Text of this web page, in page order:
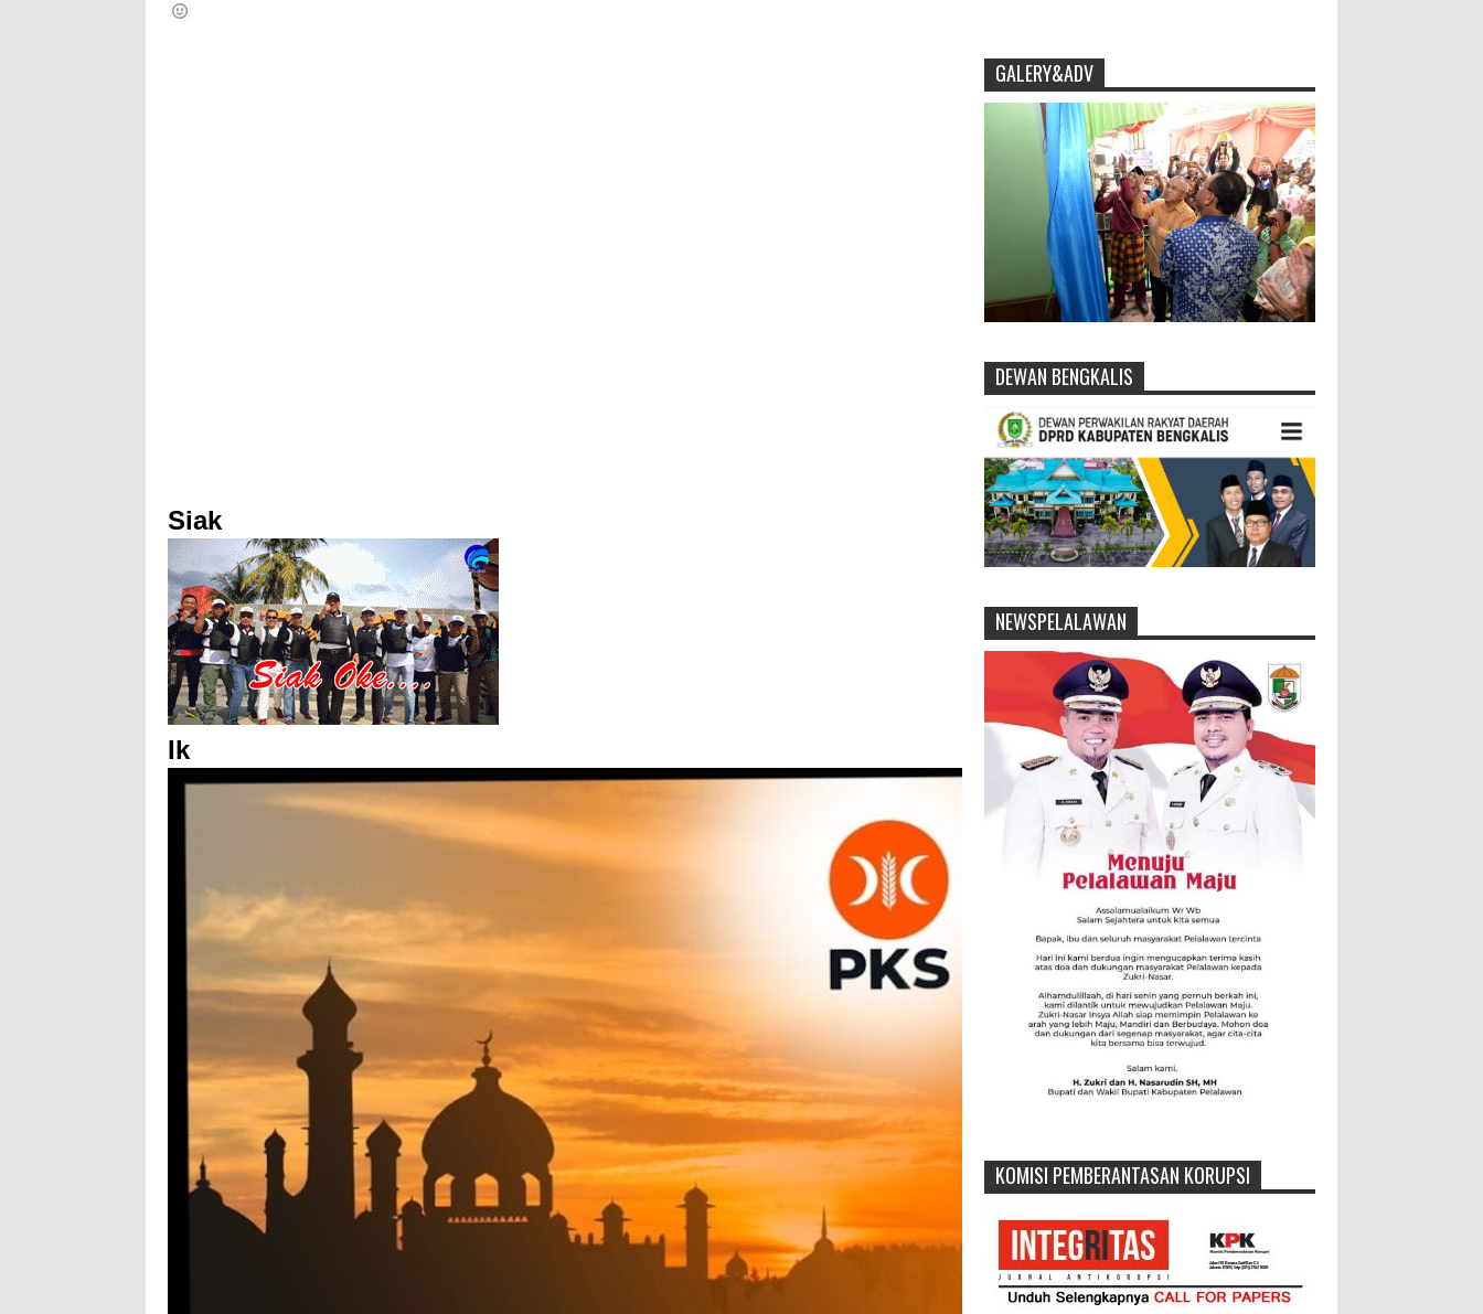
Siak
Ik
GALERY&ADV
DEWAN BENGKALIS
NEWSPELALAWAN
KOMISI PEMBERANTASAN KORUPSI